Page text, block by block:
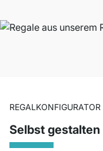
REGALKONFIGURATOR
Selbst gestalten